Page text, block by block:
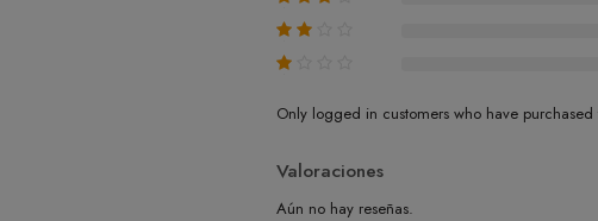
Only logged in customers who have
Valoraciones
Aún no hay reseñas.